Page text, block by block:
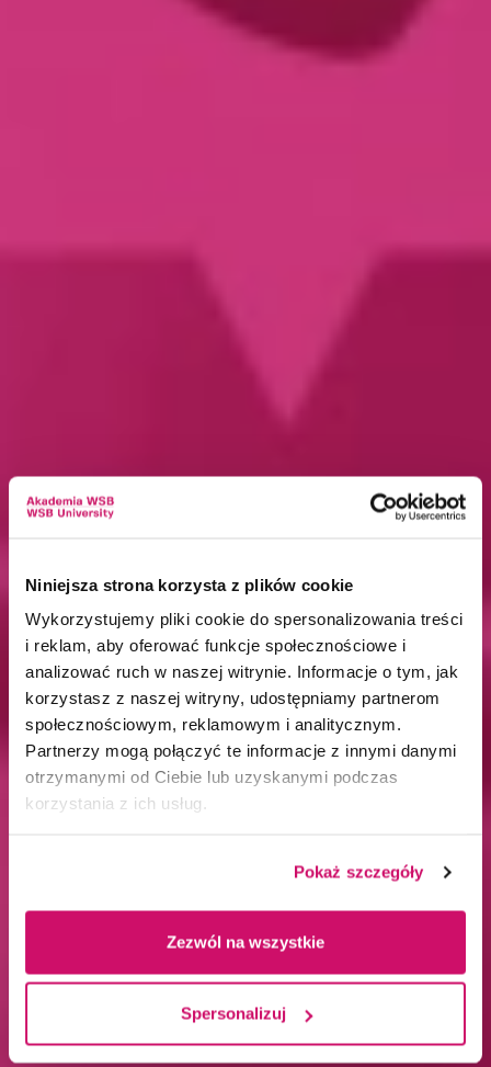
Niniejsza strona korzysta z plików cookie
Wykorzystujemy pliki cookie do spersonalizowania treści
i reklam, aby oferować funkcje społecznościowe i
analizować ruch w naszej witrynie. Informacje o tym, jak
korzystasz z naszej witryny, udostępniamy partnerom
społecznościowym, reklamowym i analitycznym.
Partnerzy mogą połączyć te informacje z innymi danymi
otrzymanymi od Ciebie lub uzyskanymi podczas
korzystania z ich usług.
Pokaż szczegóły
Zezwól na wszystkie
Spersonalizuj